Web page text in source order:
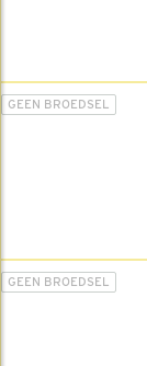
GEEN BROEDSEL
GEEN BROEDSEL